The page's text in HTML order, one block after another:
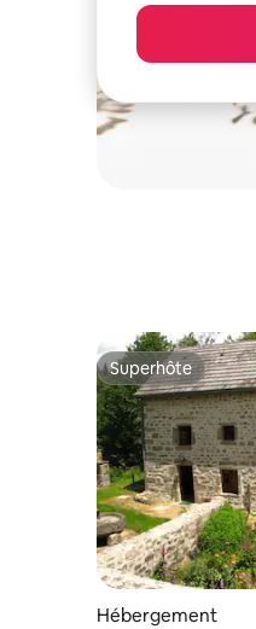
Superhôte
Superhôte
Hébergement